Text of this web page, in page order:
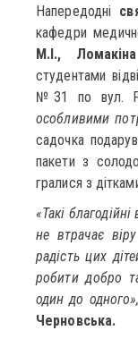
Напередодні
кафедри
М.І.,
студентами
№31 по вул.
особливими
садочка
пакети з
гралися з
«Такі
не втрачає
радість цих
робити добро
один до одного»,
Черновська.